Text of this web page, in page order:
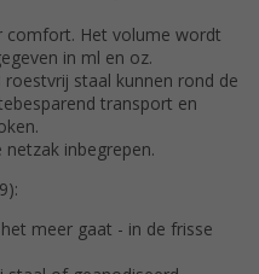
comfort. Het volume wordt
in ml en oz.
staal kunnen rond de
transport en
netzak inbegrepen.
meer gaat - in de frisse